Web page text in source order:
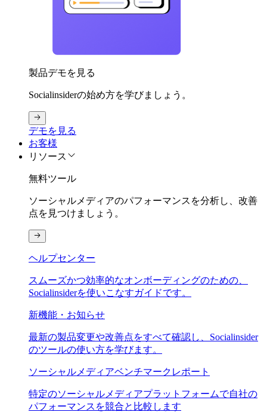
製品デモを見る
Socialinsiderの始め方を学びましょう。
デモを見る
お客様
リソース
無料ツール
ソーシャルメディアのパフォーマンスを分析し、改善
点を見つけましょう。
ヘルプセンター
スムーズかつ効率的なオンボーディングのための、
Socialinsiderを使いこなすガイドです。
新機能・お知らせ
最新の製品変更や改善点をすべて確認し、Socialinsider
のツールの使い方を学びます。
ソーシャルメディアベンチマークレポート
特定のソーシャルメディアプラットフォームで自社の
パフォーマンスを競合と比較します